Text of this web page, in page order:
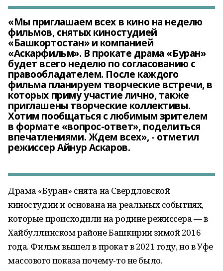
«Мы приглашаем всех в кино на неделю
фильмов, снятых киностудией
«Башкортостан» и компанией
«Аскарфильм». В прокате драма «Буран»
будет всего неделю по согласованию с
правообладателем. После каждого
фильма планируем творческие встречи, в
которых приму участие лично, также
приглашены творческие коллективы.
Хотим пообщаться с любимым зрителем
в формате «вопрос-ответ», поделиться
впечатлениями. Ждем всех», - отметил
режиссер Айнур Аскаров.
Драма «Буран» снята на Свердловской
киностудии и основана на реальных событиях,
которые происходили на родине режиссера — в
Хайбуллинском районе Башкирии зимой 2016
года. Фильм вышел в прокат в 2021 году, но в Уфе
массового показа почему-то не было.